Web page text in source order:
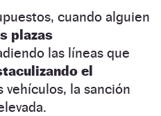
cuando alguien
plazas
las líneas que
el
vehículos, la sanción